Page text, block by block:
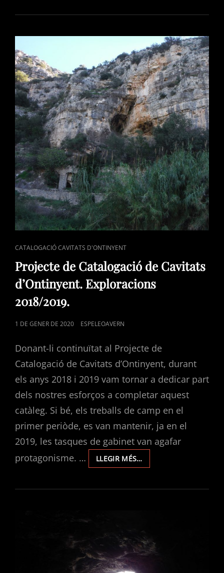
DE
DE
CAVITATS
D’ONTINYENT
EN
LA
REVISTA
ALMAIG
35.
CAT
LINKS
CATALOGACIÓ CAVITATS D'ONTINYENT
Projecte de Catalogació de Cavitats
d’Ontinyent. Exploracions
2018/2019.
POSTED
1 DE GENER DE 2020 ESPELEOAVERN
Donant-li continuïtat al Projecte de
Catalogació de Cavitats d’Ontinyent, durant
els anys 2018 i 2019 vam tornar a dedicar part
dels nostres esforços a completar aquest
catàleg. Si bé, els treballs de camp en el
primer periòde, es van mantenir, ja en el
2019, les tasques de gabinet van agafar
protagonisme. …
LLEGIR MÉS…PROJECTE
DE
DE